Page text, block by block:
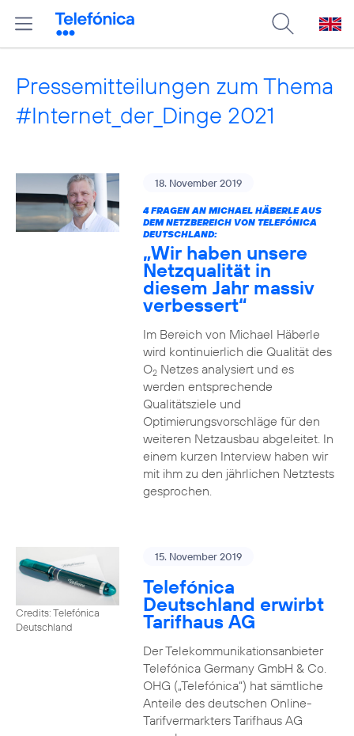
Pressemitteilungen zum Thema
#Internet_der_Dinge 2021
18. November 2019
4 FRAGEN AN MICHAEL HÄBERLE AUS
DEM NETZBEREICH VON TELEFÓNICA
DEUTSCHLAND:
„Wir haben unsere
Netzqualität in
diesem Jahr massiv
verbessert“
Im Bereich von Michael Häberle
wird kontinuierlich die Qualität des
O2Netzes analysiert und es
werden entsprechende
Qualitätsziele und
Optimierungsvorschläge für den
weiteren Netzausbau abgeleitet. In
einem kurzen Interview haben wir
mit ihm zu den jährlichen Netztests
gesprochen.
Credits: Telefónica
Deutschland
15. November 2019
Telefónica
Deutschland erwirbt
Tarifhaus AG
Der Telekommunikationsanbieter
Telefónica Germany GmbH & Co.
OHG („Telefónica“) hat sämtliche
Anteile des deutschen Online-
Tarifvermarkters Tarifhaus AG